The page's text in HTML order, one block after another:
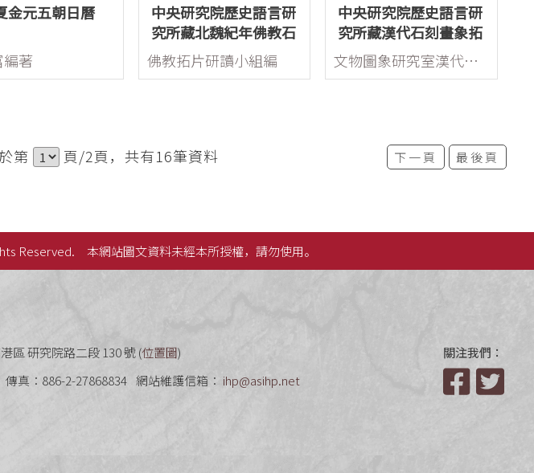
金元五朝日曆
著
中央研究院歷史語言研
究所藏北魏紀年佛教石
刻拓本目錄
佛教拓片研讀小組編
中央研究院歷史語言研
究所藏漢代石刻畫象拓
本目錄
文物圖象研究室漢代拓本整理小組
第 頁/2頁，共有16筆資料 下一頁 最後頁
Reserved. 本網站圖文資料未經本所授權，請勿使用。
區 研究院路二段 130 號 (位置圖)
傳真：886-2-27868834 網站維護信箱： ihp@asihp.net
關注我們：
Facebook